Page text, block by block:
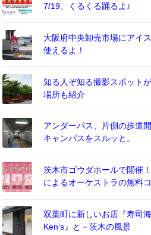
7/19、くるくる踊るよ♪
大阪府中央卸売市場にアイ
使えるよ！
知る人ぞ知る撮影スポット
場所も紹介
アンダーパス、片側の歩道
キャンパスをスルッと。
茨木市ゴウダホールで開催
によるオーケストラの無料
双葉町に新しいお店『寿司
Ken’s』と－茨木の風景